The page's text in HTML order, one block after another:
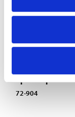
Spindle joint
72-904